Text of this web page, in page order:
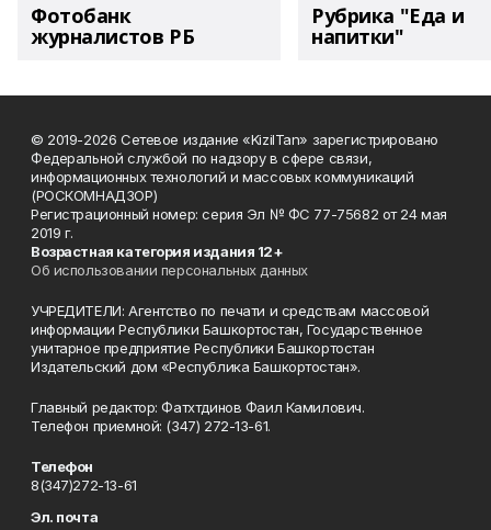
Фотобанк
журналистов РБ
Рубрика "Еда и
напитки"
© 2019-2026 Сетевое издание «KizilTan» зарегистрировано
Федеральной службой по надзору в сфере связи,
информационных технологий и массовых коммуникаций
(РОСКОМНАДЗОР)
Регистрационный номер: серия Эл № ФС 77-75682 от 24 мая
2019 г.
Возрастная категория издания 12+
Об использовании персональных данных
УЧРЕДИТЕЛИ: Агентство по печати и средствам массовой
информации Республики Башкортостан, Государственное
унитарное предприятие Республики Башкортостан
Издательский дом «Республика Башкортостан».
Главный редактор: Фатхтдинов Фаил Камилович.
Телефон приемной: (347) 272-13-61.
Телефон
8(347)272-13-61
Эл. почта